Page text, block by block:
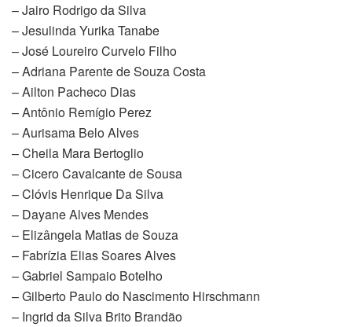
– Jairo Rodrigo da Silva
– Jesulinda Yurika Tanabe
– José Loureiro Curvelo Filho
– Adriana Parente de Souza Costa
– Ailton Pacheco Dias
– Antônio Remígio Perez
– Aurisama Belo Alves
– Cheila Mara Bertoglio
– Cicero Cavalcante de Sousa
– Clóvis Henrique Da Silva
– Dayane Alves Mendes
– Elizângela Matias de Souza
– Fabrízia Elias Soares Alves
– Gabriel Sampaio Botelho
– Gilberto Paulo do Nascimento Hirschmann
– Ingrid da Silva Brito Brandão